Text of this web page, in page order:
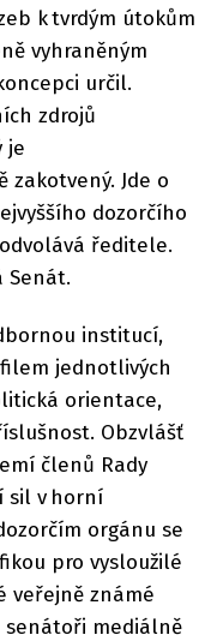
k tvrdým útokům
vyhraněným
určil.
zdrojů
je
Jde o
dozorčího
ředitele.
Senát.
institucí,
jednotlivých
orientace,
Obzvlášť
členů Rady
sil v horní
orgánu se
pro vysloužilé
veřejně známé
senátoři mediálně